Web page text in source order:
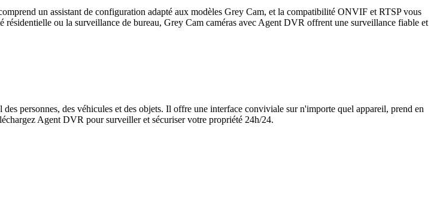
un assistant de configuration adapté aux modèles Grey Cam, et la compatibilité ONVIF et RTSP vous
ou la surveillance de bureau, Grey Cam caméras avec Agent DVR offrent une surveillance fiable et
personnes, des véhicules et des objets. Il offre une interface conviviale sur n'importe quel appareil, prend en
Agent DVR pour surveiller et sécuriser votre propriété 24h/24.